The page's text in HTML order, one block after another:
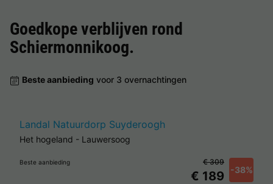
Goedkope verblijven rond
Schiermonnikoog.
Beste aanbieding voor 3 overnachtingen
Landal Natuurdorp Suyderoogh
Het hogeland - Lauwersoog
Beste aanbieding
€ 189 -38%
€ 309